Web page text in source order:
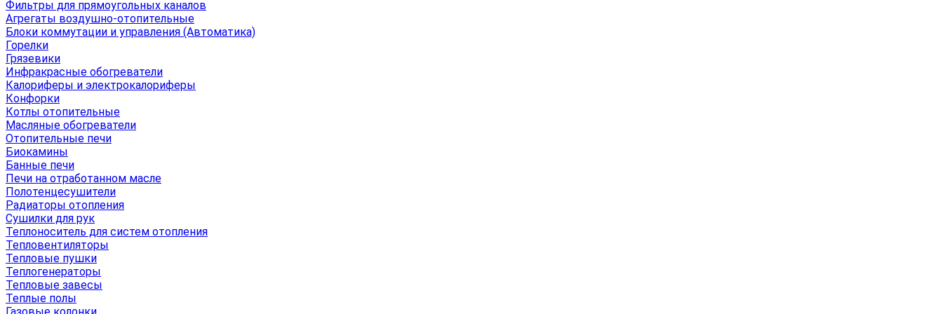
Фильтры для прямоугольных каналов
Агрегаты воздушно-отопительные
Блоки коммутации и управления (Автоматика)
Горелки
Грязевики
Инфракрасные обогреватели
Калориферы и электрокалориферы
Конфорки
Котлы отопительные
Масляные обогреватели
Отопительные печи
Биокамины
Банные печи
Печи на отработанном масле
Полотенцесушители
Радиаторы отопления
Сушилки для рук
Теплоноситель для систем отопления
Тепловентиляторы
Тепловые пушки
Теплогенераторы
Тепловые завесы
Теплые полы